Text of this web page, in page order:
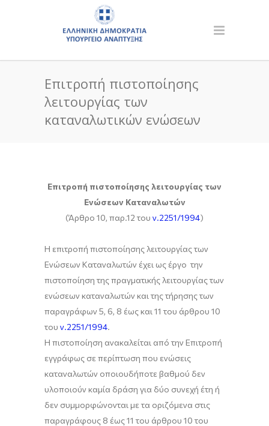
Επιτροπή πιστοποίησης
λειτουργίας των
καταναλωτικών ενώσεων
Επιτροπή πιστοποίησης λειτουργίας των
Ενώσεων Καταναλωτών
(Άρθρο 10, παρ.12 του ν.2251/1994)
Η επιτροπή πιστοποίησης λειτουργίας των
Ενώσεων Καταναλωτών έχει ως έργο την
πιστοποίηση της πραγματικής λειτουργίας των
ενώσεων καταναλωτών και της τήρησης των
παραγράφων 5, 6, 8 έως και 11 του άρθρου 10
του ν.2251/1994.
Η πιστοποίηση ανακαλείται από την Επιτροπή
εγγράφως σε περίπτωση που ενώσεις
καταναλωτών οποιουδήποτε βαθμού δεν
υλοποιούν καμία δράση για δύο συνεχή έτη ή
δεν συμμορφώνονται με τα οριζόμενα στις
παραγράφους 8 έως 11 του άρθρου 10 του